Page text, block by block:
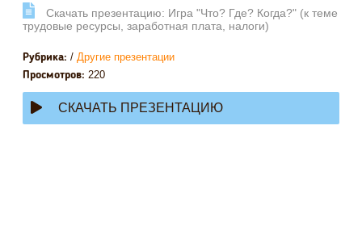
Cкачать презентацию: Игра "Что? Где? Когда?" (к теме
трудовые ресурсы, заработная плата, налоги)
Рубрика: / Другие презентации
Просмотров: 220
СКАЧАТЬ ПРЕЗЕНТАЦИЮ